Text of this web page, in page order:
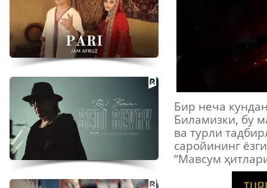
Бир неча
Биламизки, бу
ва турли
саройининг
“Мавсум